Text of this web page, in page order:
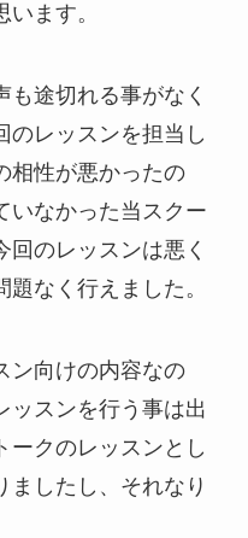
ます。
も途切れる事がなく
のレッスンを担当し
相性が悪かったの
いなかった当スクー
のレッスンは悪く
なく行えました。
ン向けの内容なの
ッスンを行う事は出
ークのレッスンとし
ましたし、それなり